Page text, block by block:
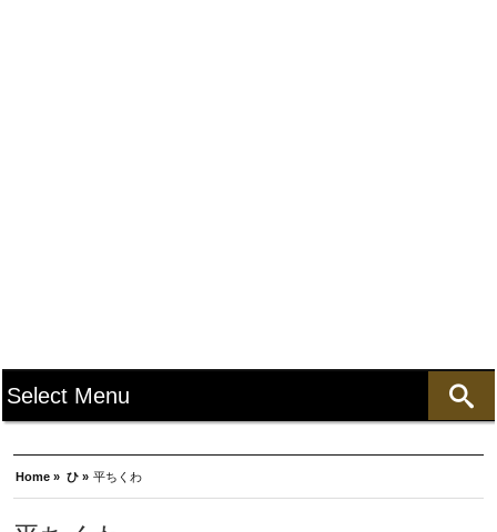
Home » ひ » 平ちくわ